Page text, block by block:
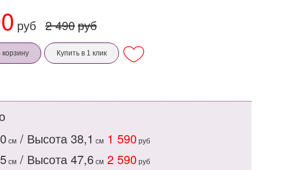
руб 2 490руб
корзину Купить в 1 клик
см / Высота 38,1 см 1 590руб
см / Высота 47,6см 2 590руб